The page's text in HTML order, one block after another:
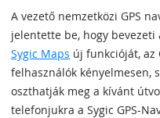
A vezető nemzetközi GPS
jelentette be, hogy
Sygic Maps új funkcióját, az
felhasználók kényelmesen,
oszthatják meg a kívánt
telefonjukra a Sygic GPS-